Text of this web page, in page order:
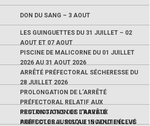
DON DU SANG – 3 AOUT
LES GUINGUETTES DU 31 JUILLET – 02
AOUT ET 07 AOUT
PISCINE DE MALICORNE DU 01 JUILLET
2026 AU 31 AOUT 2026
ARRÊTÉ PRÉFECTORAL SÉCHERESSE DU
28 JUILLET 2026
PROLONGATION DE L’ARRÊTÉ
PRÉFECTORAL RELATIF AUX
RESTRICTIONS DES TRAVAUX
AGRICOLES JUSQU’AU 15 AOUT INCLUS
PROLONGATION DE L’ARRÊTÉ
PRÉFECTORAL RISQUE INCENDIE ÉLEVÉ